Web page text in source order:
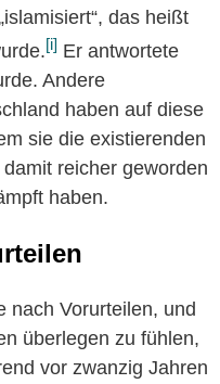
das heißt
[i] Er antwortete
Andere
haben auf diese
sie die existierenden
reicher geworden
haben.
nach Vorurteilen, und
überlegen zu fühlen,
vor zwanzig Jahren